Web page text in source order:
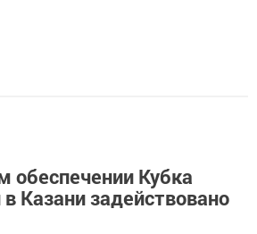
обеспечении Кубка
Казани задействовано